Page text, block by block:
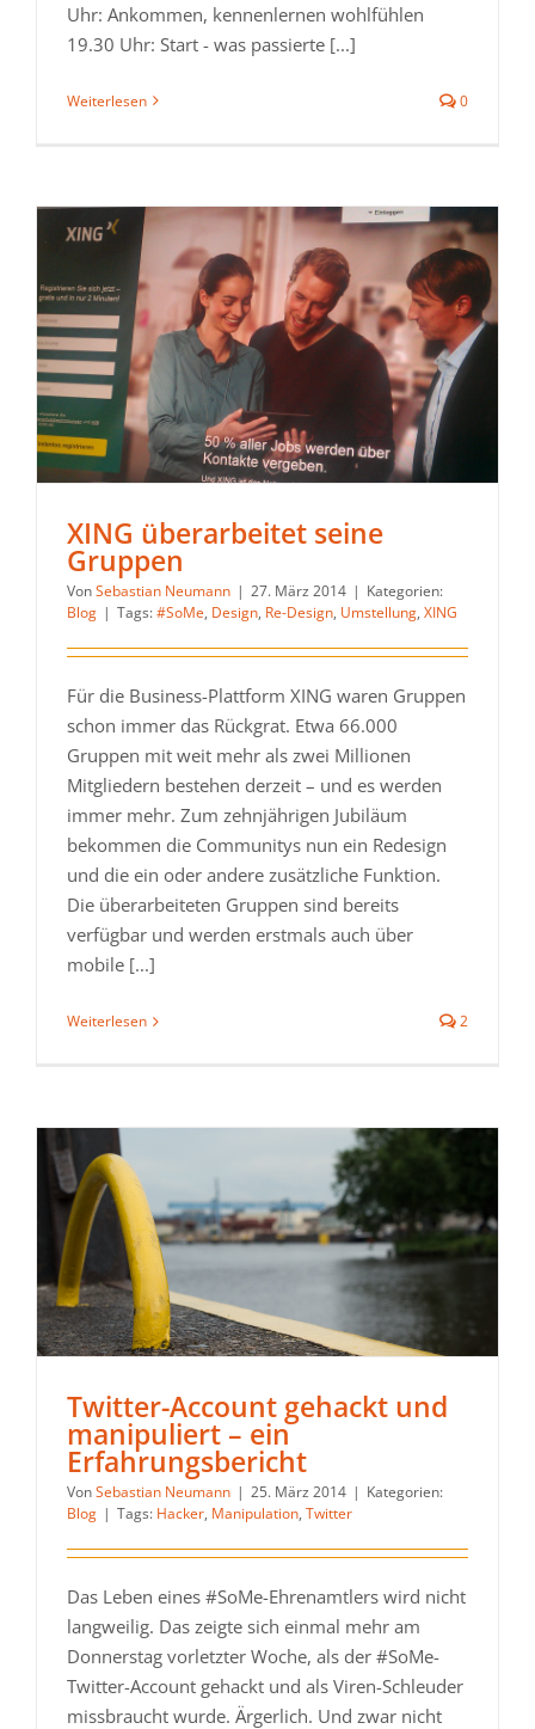
Uhr: Ankommen, kennenlernen wohlfühlen
19.30 Uhr: Start - was passierte [...]
Weiterlesen 0
XING überarbeitet seine
Gruppen
VonSebastian Neumann | 27. März 2014 | Kategorien:
Blog | Tags:#SoMe, Design, Re-Design, Umstellung, XING
Für die Business-Plattform XING waren Gruppen
schon immer das Rückgrat. Etwa 66.000
Gruppen mit weit mehr als zwei Millionen
Mitgliedern bestehen derzeit – und es werden
immer mehr. Zum zehnjährigen Jubiläum
bekommen die Communitys nun ein Redesign
und die ein oder andere zusätzliche Funktion.
Die überarbeiteten Gruppen sind bereits
verfügbar und werden erstmals auch über
mobile [...]
Weiterlesen 2
Twitter-Account gehackt und
manipuliert – ein
Erfahrungsbericht
VonSebastian Neumann | 25. März 2014 | Kategorien:
Blog | Tags: Hacker, Manipulation, Twitter
Das Leben eines #SoMe-Ehrenamtlers wird nicht
langweilig. Das zeigte sich einmal mehr am
Donnerstag vorletzter Woche, als der #SoMe-
Twitter-Account gehackt und als Viren-Schleuder
missbraucht wurde. Ärgerlich. Und zwar nicht